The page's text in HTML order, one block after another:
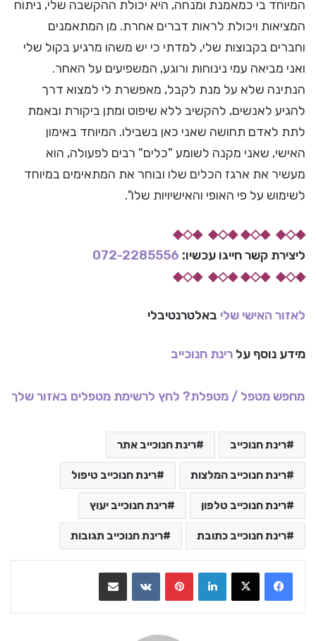
המיוחד בי כמאמנת ומנחה, היא יכולת ההקשבה שלי, ניתוח
המציאות ויכולת לראות דברים אחרת. מן המתאמנים
וחברים בקבוצות שלי, למדתי כי יש משהו מרגיע בקול שלי
ואני מביאה עמי נינוחות ורוגע, המשפיעים על האחר.
הנתינה שלא על מנת לקבל, מאפשרת לי למצוא דרך
להגיע לאנשים, להקשיב ללא שיפוט ומתן ביקורת ובאמת
לתת לאדם תחושה שאני כאן בשבילו. המיוחד באימון
האישי, שאני מקנה לשומע "כלים" רבים לפעולה, הוא
מעשיר את ארגז הכלים שלו ובוחר את המתאימים במיוחד
לשימוש על פי האופי והאישיויות שלו".
◆◇◆ ◆◇◆ ◆◇◆ ◆◇◆
ליצירת קשר חייגו עכשיו: 072-2285556
◆◇◆ ◆◇◆ ◆◇◆ ◆◇◆
לאזור האישי שלי באלטרנטיבלי
מידע נוסף על רינת חנוכייב
מחפש מטפל / מטפלת? לחץ לרשימת מטפלים באזור שלך
רינת חנוכייב רינת חנוכייב אתר
רינת חנוכייב המלצות רינת חנוכייב טיפול
רינת חנוכייב טלפון רינת חנוכייב יעוץ
רינת חנוכייב כתובת רינת חנוכייב תגובות
LinkedIn
VKontakte